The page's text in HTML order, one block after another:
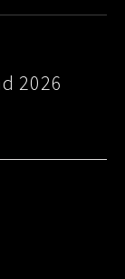
2026